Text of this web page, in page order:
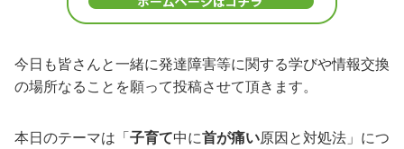
今日も皆さんと一緒に発達障害等に関する学びや情報交換
の場所なることを願って投稿させて頂きます。
本日のテーマは「子育て中に首が痛い原因と対処法」につ